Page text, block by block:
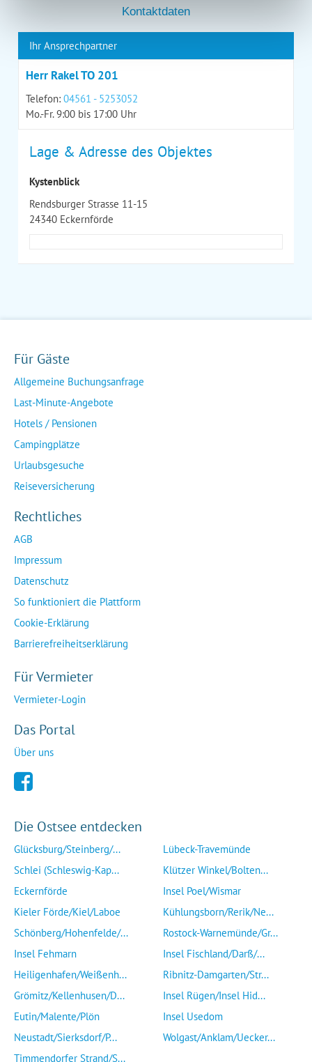
Kontaktdaten
Ihr Ansprechpartner
Herr Rakel TO 201
Telefon: 04561 - 5253052
Mo.-Fr. 9:00 bis 17:00 Uhr
Lage & Adresse des Objektes
Kystenblick
Rendsburger Strasse 11-15
24340 Eckernförde
Für Gäste
Allgemeine Buchungsanfrage
Last-Minute-Angebote
Hotels / Pensionen
Campingplätze
Urlaubsgesuche
Reiseversicherung
Rechtliches
AGB
Impressum
Datenschutz
So funktioniert die Plattform
Cookie-Erklärung
Barrierefreiheitserklärung
Für Vermieter
Vermieter-Login
Das Portal
Über uns
Die Ostsee entdecken
Glücksburg/Steinberg/...
Schlei (Schleswig-Kap...
Eckernförde
Kieler Förde/Kiel/Laboe
Schönberg/Hohenfelde/...
Insel Fehmarn
Heiligenhafen/Weißenh...
Grömitz/Kellenhusen/D...
Eutin/Malente/Plön
Neustadt/Sierksdorf/P...
Timmendorfer Strand/S...
Lübeck-Travemünde
Klützer Winkel/Bolten...
Insel Poel/Wismar
Kühlungsborn/Rerik/Ne...
Rostock-Warnemünde/Gr...
Insel Fischland/Darß/...
Ribnitz-Damgarten/Str...
Insel Rügen/Insel Hid...
Insel Usedom
Wolgast/Anklam/Uecker...